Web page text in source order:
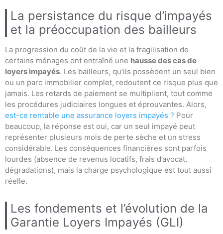
La persistance du risque d’impayés
et la préoccupation des bailleurs
La progression du coût de la vie et la fragilisation de
certains ménages ont entraîné une hausse des cas de
loyers impayés. Les bailleurs, qu’ils possèdent un seul bien
ou un parc immobilier complet, redoutent ce risque plus que
jamais. Les retards de paiement se multiplient, tout comme
les procédures judiciaires longues et éprouvantes. Alors,
est-ce rentable une assurance loyers impayés ? Pour
beaucoup, la réponse est oui, car un seul impayé peut
représenter plusieurs mois de perte sèche et un stress
considérable. Les conséquences financières sont parfois
lourdes (absence de revenus locatifs, frais d’avocat,
dégradations), mais la charge psychologique est tout aussi
réelle.
Les fondements et l’évolution de la
Garantie Loyers Impayés (GLI)